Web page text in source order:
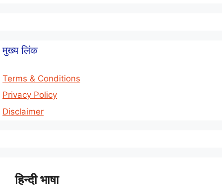
मुख्य लिंक
Terms & Conditions
Privacy Policy
Disclaimer
हिन्दी भाषा